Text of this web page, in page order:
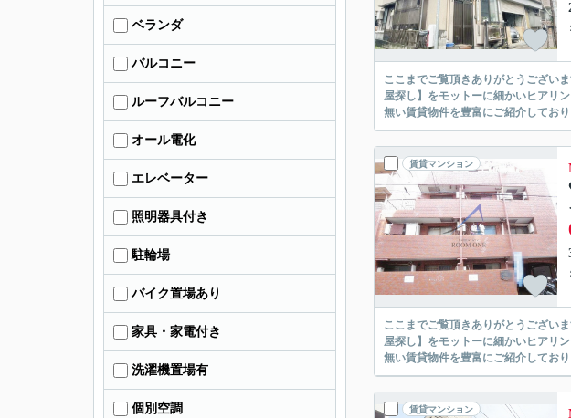
ここまでご覧頂きありがとうございます。 お部屋探しの際には、皆さまそれぞれこだわりの条件があると思いますが、当社では【あな
屋探し】をモットーに細かいヒアリングをし、南向き
賃貸マンション
ここまでご覧頂きありがとうございます。 お部屋探しの際には、皆さまそれぞれこだわりの条件があると思いますが、当社では【あな
屋探し】をモットーに細かいヒアリングをし、南向き
賃貸マンション
ベランダ
バルコニー
ルーフバルコニー
オール電化
エレベーター
照明器具付き
駐輪場
バイク置場あり
家具・家電付き
洗濯機置場有
個別空調